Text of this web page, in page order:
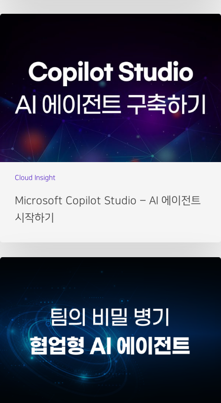
Cloud Insight
Microsoft Copilot Studio – AI 에이전트
시작하기